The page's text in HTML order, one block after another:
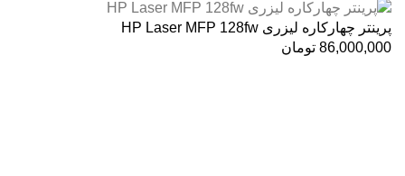
پرینتر چهارکاره لیزری HP Laser MFP 128fw
86,000,000 تومان